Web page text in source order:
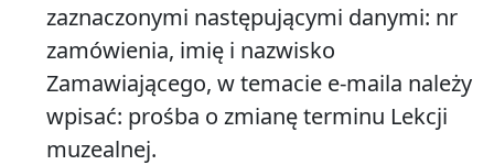
zaznaczonymi następującymi danymi: nr
zamówienia, imię i nazwisko
Zamawiającego, w temacie e-maila należy
wpisać: prośba o zmianę terminu Lekcji
muzealnej.